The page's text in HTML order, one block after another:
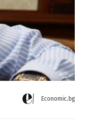
Economic.bg